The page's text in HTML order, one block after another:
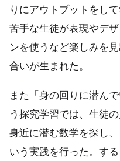
りにアウトプットをし
苦手な生徒が表現やデ
ンを使うなど楽しみを
合いが生まれた。
また「身の回りに潜ん
う探究学習では、生徒
身近に潜む数学を探し
いう実践を行った。す